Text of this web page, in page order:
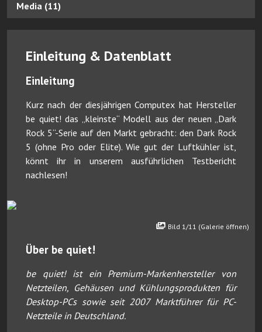
Media (11)
Einleitung & Datenblatt
Einleitung
Kurz nach der diesjährigen Computex hat Hersteller
be quiet! das „kleinste“ Modell aus der neuen „Dark
Rock 5“-Serie auf den Markt gebracht: den Dark Rock
5 (ohne Pro oder Elite). Wie gut der Luftkühler ist,
könnt ihr in unserem ausführlichen Testbericht
nachlesen!
Bild 1/11 (Galerie öffnen)
Über be quiet!
be quiet! ist ein Premium-Markenhersteller von
Netzteilen, Gehäusen und Kühlungsprodukten für
Desktop-PCs sowie seit 2007 Marktführer für PC-
Netzteile in Deutschland.